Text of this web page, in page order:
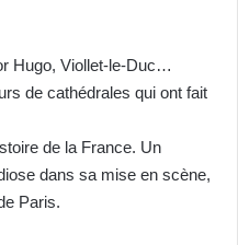
Hugo, Viollet-le-Duc…
de cathédrales qui ont fait
de la France. Un
dans sa mise en scène,
Paris.